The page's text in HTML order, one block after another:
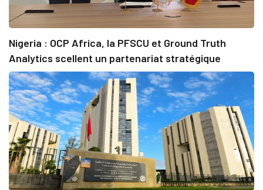
Nigeria : OCP Africa, la PFSCU et Ground Truth
Analytics scellent un partenariat stratégique